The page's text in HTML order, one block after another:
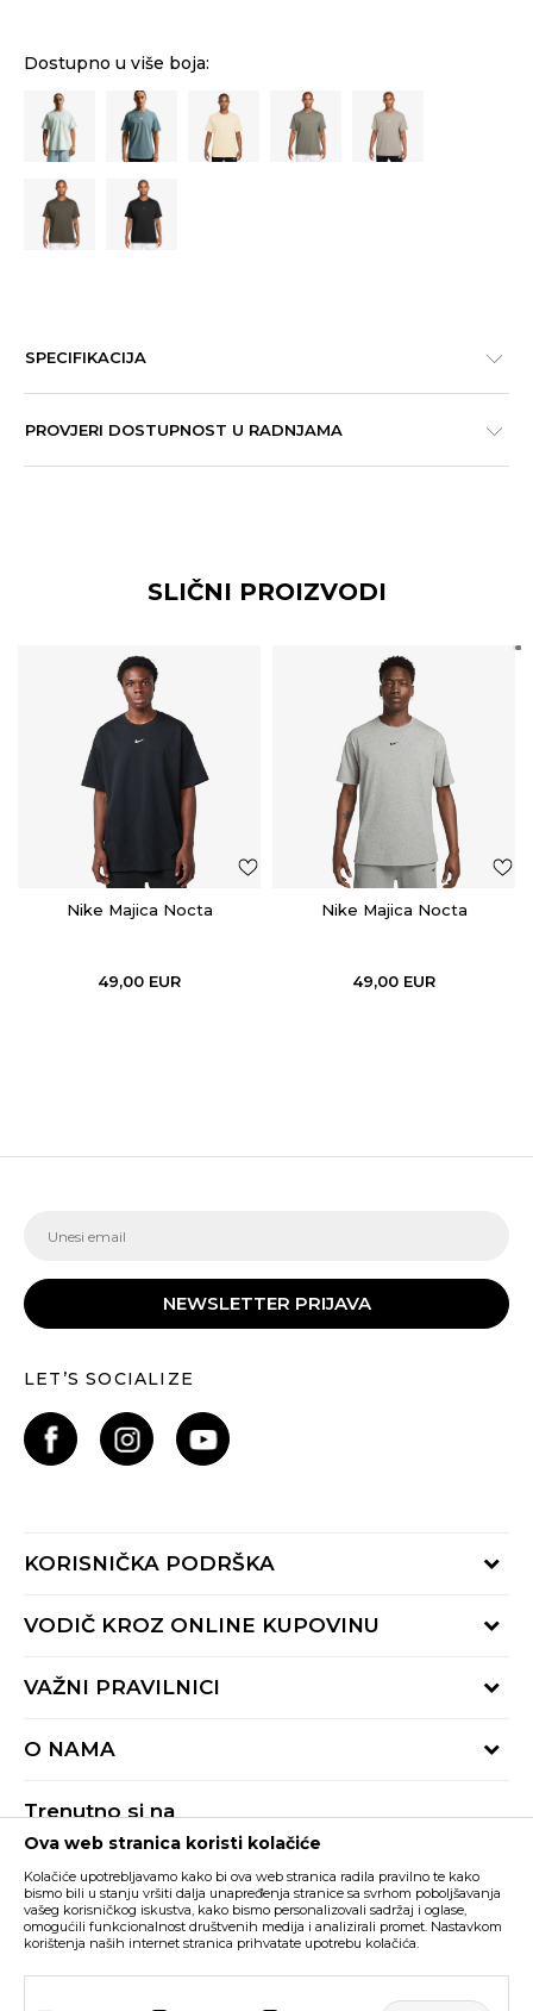
Dostupno u više boja:
SPECIFIKACIJA
PROVJERI DOSTUPNOST U RADNJAMA
SLIČNI PROIZVODI
Nike Majica Nocta
49,00 EUR
Nike Majica Nocta
49,00 EUR
NEWSLETTER PRIJAVA
LET’S SOCIALIZE
KORISNIČKA PODRŠKA
Provjeri status porudžbine
Radno vrijeme 9-16h
VODIČ KROZ ONLINE KUPOVINU
Načini isporuke
Reklamacije
VAŽNI PRAVILNICI
Pravila Sport&Bonus programa
O NAMA
BUZZ Shopovi
Postani dio BUZZ tima
Trenutno si na
Buzz Crna Gora PROMIJENI
Nastojimo da budemo što precizniji u opisu proizvoda, prikazu slika i samih
cijena, ali ne možemo garantovati da su sve informacije kompletne i bez
grešaka. Svi artikli prikazani na sajtu su dio naše ponude i ne podrazumijeva da
su dostupni u svakom trenutku. Raspoloživost robe možete provjeriti pozivom
Ova web stranica koristi kolačiće
Kolačiće upotrebljavamo kako bi ova web stranica radila pravilno te kako
bismo bili u stanju vršiti dalja unapređenja stranice sa svrhom poboljšavanja
vašeg korisničkog iskustva, kako bismo personalizovali sadržaj i oglase,
omogućili funkcionalnost društvenih medija i analizirali promet. Nastavkom
korištenja naših internet stranica prihvatate upotrebu kolačića.